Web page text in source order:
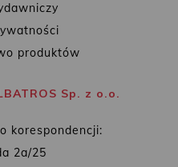
produktów
Sp. z o.o.
korespondencji:
2a/25